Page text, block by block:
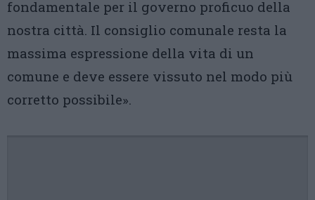
fondamentale per il governo proficuo della
nostra città. Il consiglio comunale resta la
massima espressione della vita di un
comune e deve essere vissuto nel modo più
corretto possibile».